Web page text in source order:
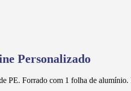
Personalizado
PE. Forrado com 1 folha de